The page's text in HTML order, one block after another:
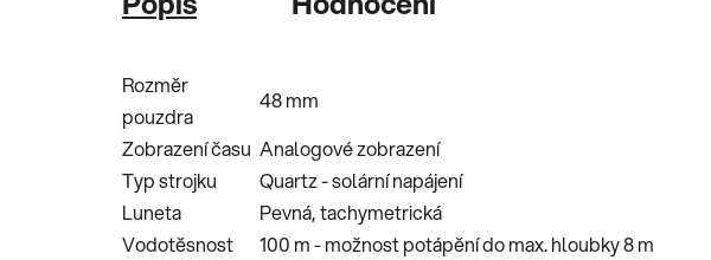
Rozměr
pouzdra
48 mm
Zobrazení času Analogové zobrazení
Typ strojku
Quartz - solární napájení
Luneta
Pevná, tachymetrická
Vodotěsnost
100 m - možnost potápění do max. hloubky 8 m